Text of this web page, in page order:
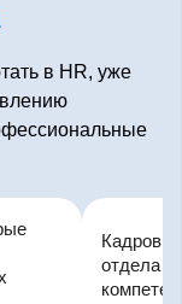
в HR, уже
отдела